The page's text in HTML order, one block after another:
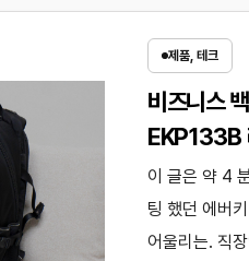
제품, 테크
비즈니스
EKP133B
한 포켓 캐
이 글은 약 4
팅 했던 에버
어울리는. 직